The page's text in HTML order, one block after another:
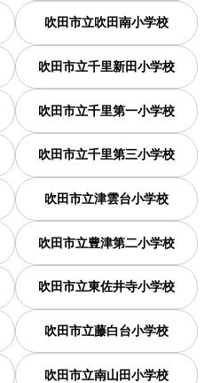
吹田市立吹田南小学校
吹田市立千里新田小学校
吹田市立千里第一小学校
吹田市立千里第三小学校
吹田市立津雲台小学校
吹田市立豊津第二小学校
吹田市立東佐井寺小学校
吹田市立藤白台小学校
吹田市立南山田小学校